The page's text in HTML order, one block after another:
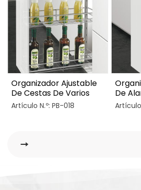
Organizador Ajustable
De Cestas De Varios
Niveles Para Gabinete
Artículo N.º: PB-018
De
Artículo